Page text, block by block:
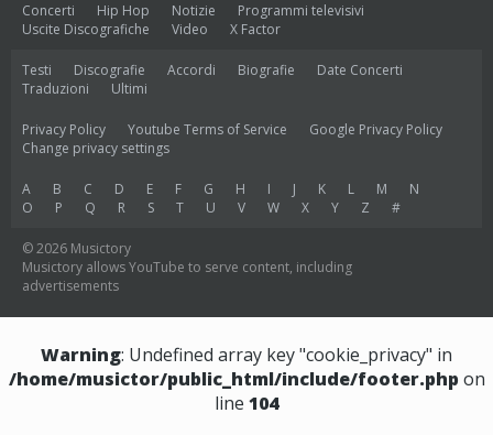
Concerti
Hip Hop Notizie
Programmi televisivi
Uscite Discografiche
Video X Factor
Testi Discografie Accordi Biografie
Date Concerti
Traduzioni
Ultimi
Privacy Policy Youtube Terms of Service
Google Privacy Policy
Change privacy settings
A B C D E F G H I J K L M
N
O
P Q R S T U V W X Y Z #
© 2026 Musictory
Musictory allows YouTube to serve content, including
advertisements
Warning: Undefined array key "cookie_privacy" in
/home/musictor/public_html/include/footer.php on
line 104